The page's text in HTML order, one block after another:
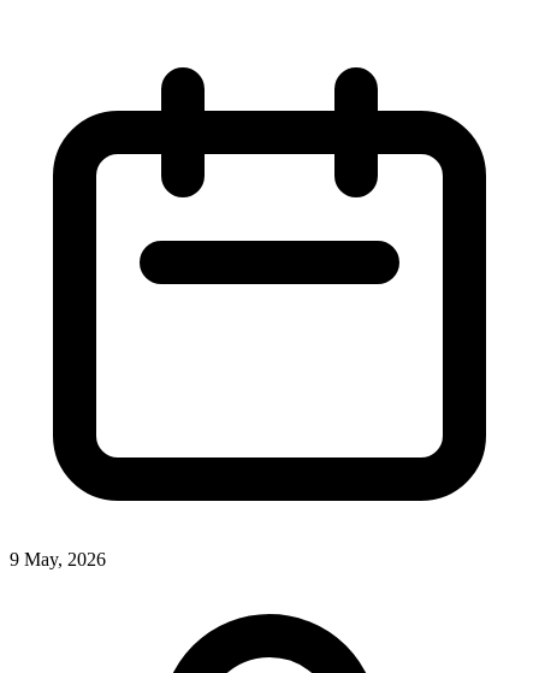
9 May, 2026